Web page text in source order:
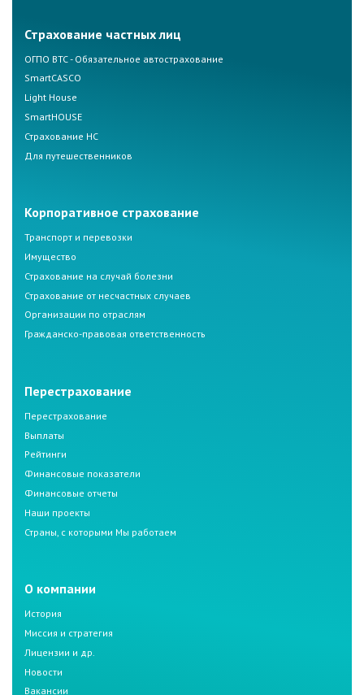
Страхование частных лиц
ОГПО ВТС - Обязательное автострахование
SmartCASCO
Light House
SmartHOUSE
Страхование НС
Для путешественников
Корпоративное страхование
Транспорт и перевозки
Имущество
Страхование на случай болезни
Страхование от несчастных случаев
Организации по отраслям
Гражданско-правовая ответственность
Перестрахование
Перестрахование
Выплаты
Рейтинги
Финансовые показатели
Финансовые отчеты
Наши проекты
Страны, с которыми Мы работаем
О компании
История
Миссия и стратегия
Лицензии и др.
Новости
Вакансии